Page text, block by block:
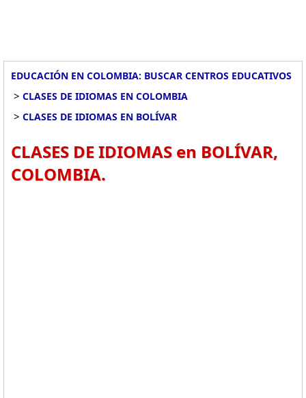
EDUCACIÓN EN COLOMBIA: BUSCAR CENTROS EDUCATIVOS
> CLASES DE IDIOMAS EN COLOMBIA
> CLASES DE IDIOMAS EN BOLÍVAR
CLASES DE IDIOMAS en BOLÍVAR,
COLOMBIA.